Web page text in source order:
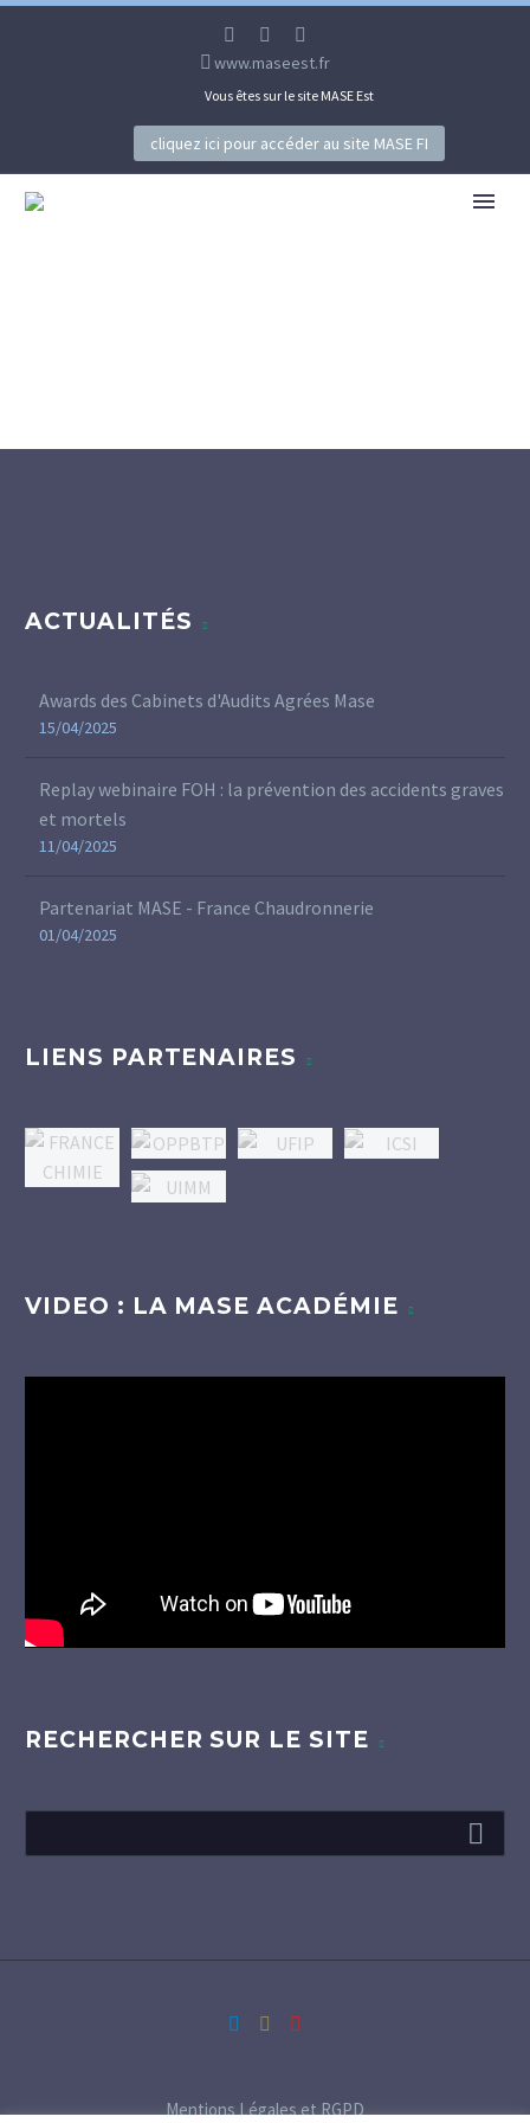
www.maseest.fr
Vous êtes sur le site MASE Est
cliquez ici pour accéder au site MASE FI
ACTUALITÉS
Awards des Cabinets d'Audits Agrées Mase
15/04/2025
Replay webinaire FOH : la prévention des accidents graves
et mortels
11/04/2025
Partenariat MASE - France Chaudronnerie
01/04/2025
LIENS PARTENAIRES
VIDEO : LA MASE ACADÉMIE
RECHERCHER SUR LE SITE
Mentions Légales et RGPD